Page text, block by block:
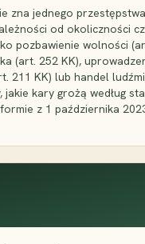
zna jednego
od okoliczności
pozbawienie wolności
(art. 252 KK),
211 KK) lub handel
jakie kary grożą według
z 1 października